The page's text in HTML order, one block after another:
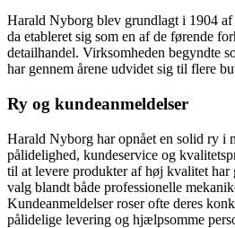
Harald Nyborg blev grundlagt i 1904
da etableret sig som en af de førende
detailhandel. Virksomheden begyndte
har gennem årene udvidet sig til flere
Ry og kundeanmeldelser
Harald Nyborg har opnået en solid ry i
pålidelighed, kundeservice og
til at levere produkter af høj kvalitet
valg blandt både professionelle
Kundeanmeldelser roser ofte deres
pålidelige levering og hjælpsomme